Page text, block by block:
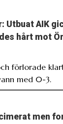
Utbuat AIK
hårt mot
förlorade
med 0-3.
men